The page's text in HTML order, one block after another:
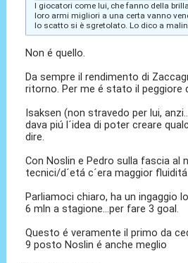
I giocatori come lui, che fanno della
loro armi migliori a una certa vanno
lo scatto si è sgretolato. Lo dico a
Non é quello.
Da sempre il rendimento di
ritorno. Per me é stato il peggiore
Isaksen (non stravedo per lui,
dava piú l´idea di poter creare
dire.
Con Noslin e Pedro sulla fascia al
tecnici/d´etá c´era maggior
Parliamoci chiaro, ha un ingaggio
6 mln a stagione...per fare 3 goal.
Questo é veramente il primo da
9 posto Noslin é anche meglio